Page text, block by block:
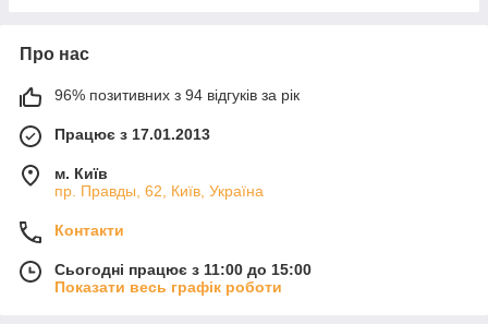
Про нас
96% позитивних з 94 відгуків за рік
Працює з 17.01.2013
м. Київ
пр. Правды, 62, Київ, Україна
Контакти
Сьогодні працює з 11:00 до 15:00
Показати весь графік роботи